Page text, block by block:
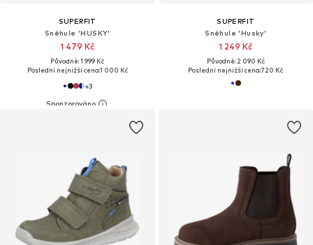
SUPERFIT
Sněhule 'HUSKY'
1 479 Kč
Původně: 1 999 Kč
Poslední nejnižší cena:1 000 Kč
+3
SUPERFIT
Sněhule 'Husky'
1 249 Kč
Původně: 2 090 Kč
Poslední nejnižší cena:720 Kč